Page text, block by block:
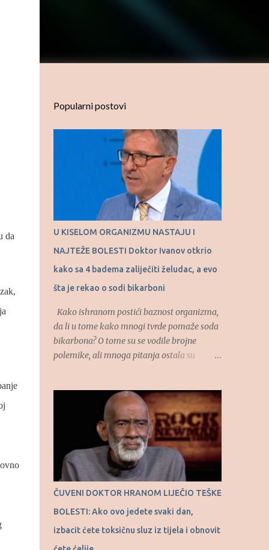
da
Popularni postovi
U KISELOM ORGANIZMU NASTAJU I
NAJTEŽE BOLESTI Doktor Ivanov otkrio
kako sa 4 badema zaliječiti želudac, a evo
šta je rekao o sodi bikarboni
Kako ishranom postići baznost organizma,
da li u tome kako mnogi tvrde pomaže soda
bikarbona? O tome su se vodile brojne
polemike, ali mnoga pitanja ostala su
prirodnom procesu govorio je u “RTS
Ordinaciju”, dao je dr Dragan Ivanov,
specijalista interne medicine. (Tekst se
nastavlja ispod) “Hajde da vas naučim kako
se jede čokolada. Uzme se čokolada za
kuvanje, crna čokolada, uzme se jedna
kockica i jedno tri minuta se ta kockica, kao
bombona, rastapa u ustima. Onda uzmemo
drugu polovinu kockice i opet tako sisamo.
Osećaj za slatko nalazi se u ustima, ne u
želucu. I što se duže te male količine
ČUVENI DOKTOR HRANOM LIJEČIO TEŠKE
BOLESTI: Ako ovo jedete svaki dan,
izbacit ćete toksičnu sluz iz tijela i obnovit